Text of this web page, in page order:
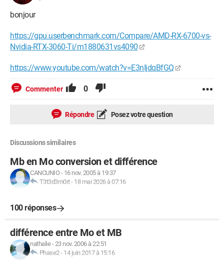
bonjour
https://gpu.userbenchmark.com/Compare/AMD-RX-6700-vs-
Nvidia-RTX-3060-Ti/m1880631vs4090
https://www.youtube.com/watch?v=E3nIjdqBfGQ
Commenter 0
Répondre Posez votre question
Discussions similaires
Mb en Mo conversion et différence
CANCUNIO - 16 nov. 2005 à 19:37
T3t3d3m0rt- 18 mai 2026 à 07:16
100 réponses
différence entre Mo et MB
nathalie-23 nov. 2006 à 22:51
Phase2- 14 juin 2017 à 15:16